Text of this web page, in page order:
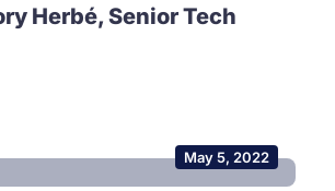
Herbé, Senior Tech
May 5, 2022